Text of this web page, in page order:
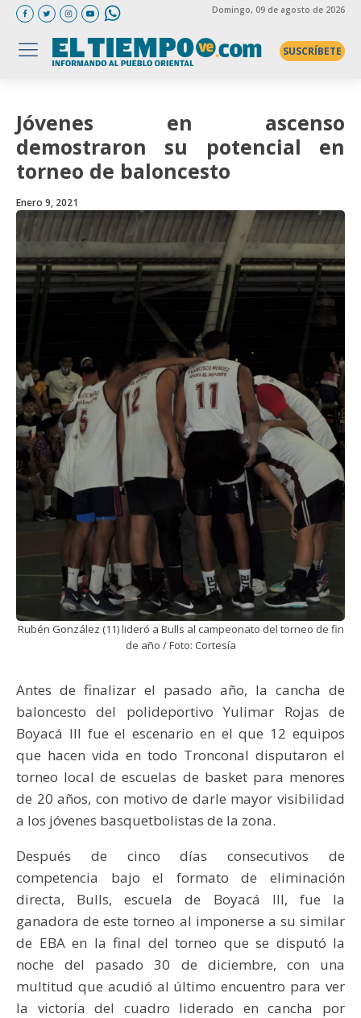
Domingo, 09 de agosto de 2026
SUSCRÍBETE
Jóvenes en ascenso
demostraron su potencial en
torneo de baloncesto
Enero 9, 2021
Rubén González (11) lideró a Bulls al campeonato del torneo de fin
de año / Foto: Cortesía
Antes de finalizar el pasado año, la cancha de
baloncesto del polideportivo Yulimar Rojas de
Boyacá III fue el escenario en el que 12 equipos
que hacen vida en todo Tronconal disputaron el
torneo local de escuelas de basket para menores
de 20 años, con motivo de darle mayor visibilidad
a los jóvenes basquetbolistas de la zona.
Después de cinco días consecutivos de
competencia bajo el formato de eliminación
directa, Bulls, escuela de Boyacá III, fue la
ganadora de este torneo al imponerse a su similar
de EBA en la final del torneo que se disputó la
noche del pasado 30 de diciembre, con una
multitud que acudió al último encuentro para ver
la victoria del cuadro liderado en cancha por